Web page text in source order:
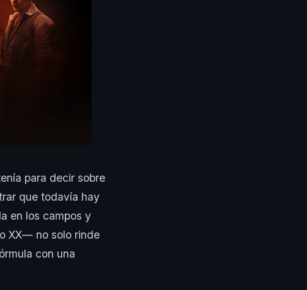
para decir sobre
que todavía hay
en los campos y
XX— no solo rinde
con una